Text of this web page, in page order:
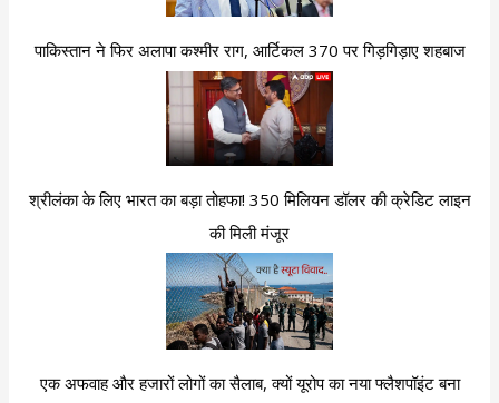
पाकिस्तान ने फिर अलापा कश्मीर राग, आर्टिकल 370 पर गिड़गिड़ाए शहबाज
श्रीलंका के लिए भारत का बड़ा तोहफा! 350 मिलियन डॉलर की क्रेडिट लाइन
की मिली मंजूर
एक अफवाह और हजारों लोगों का सैलाब, क्यों यूरोप का नया फ्लैशपॉइंट बना